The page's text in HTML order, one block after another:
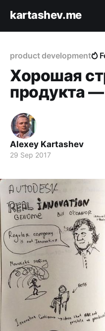
kartashev.me
product development
Хорошая
продукта
Alexey Kartashev
29 Sep 2017